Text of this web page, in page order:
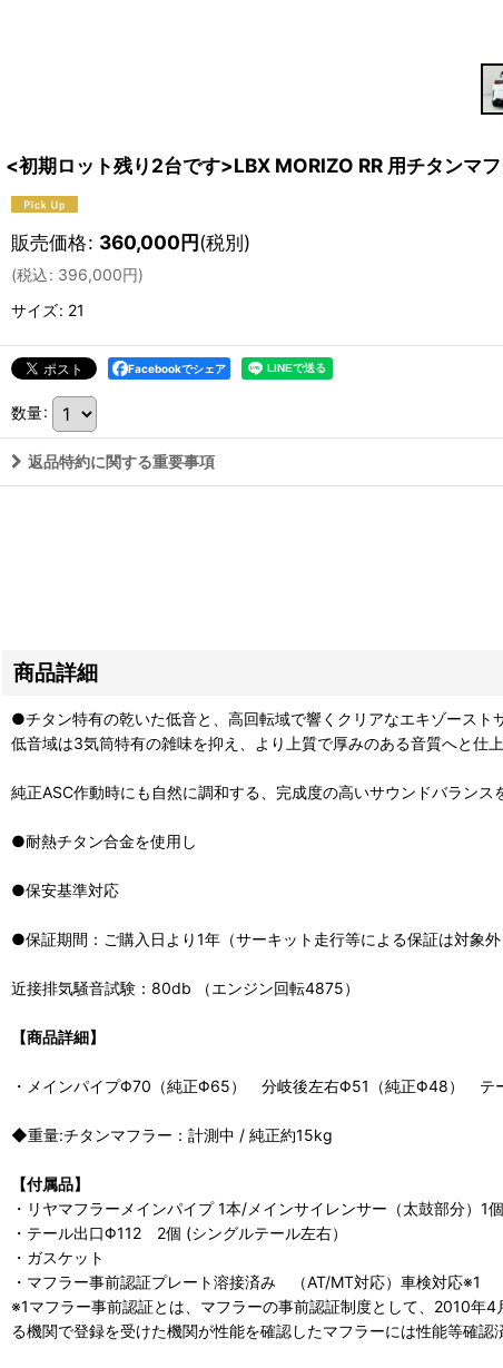
<初期ロット残り2台です>LBX MORIZO RR 用チタンマ
販売価格: 360,000円(税別)
(税込: 396,000円)
サイズ: 21
Facebookでシェア
数量:
返品特約に関する重要事項
商品詳細
●チタン特有の乾いた低音と、高回転域で響くクリアなエキゾースト
低音域は3気筒特有の雑味を抑え、より上質で厚みのある音質へと仕上
純正ASC作動時にも自然に調和する、完成度の高いサウンドバランス
●耐熱チタン合金を使用し
●保安基準対応
●保証期間：ご購入日より1年（サーキット走行等による保証は対象外
近接排気騒音試験：80db （エンジン回転4875）
【商品詳細】
・メインパイプΦ70（純正Φ65） 分岐後左右Φ51（純正Φ48） テ
◆重量:チタンマフラー：計測中 / 純正約15kg
【付属品】
・リヤマフラーメインパイプ 1本/メインサイレンサー（太鼓部分）1個
・テール出口Φ112 2個 (シングルテール左右）
・ガスケット
・マフラー事前認証プレート溶接済み （AT/MT対応）車検対応※1
※1マフラー事前認証とは、マフラーの事前認証制度として、2010年
る機関で登録を受けた機関が性能を確認したマフラーには性能等確認